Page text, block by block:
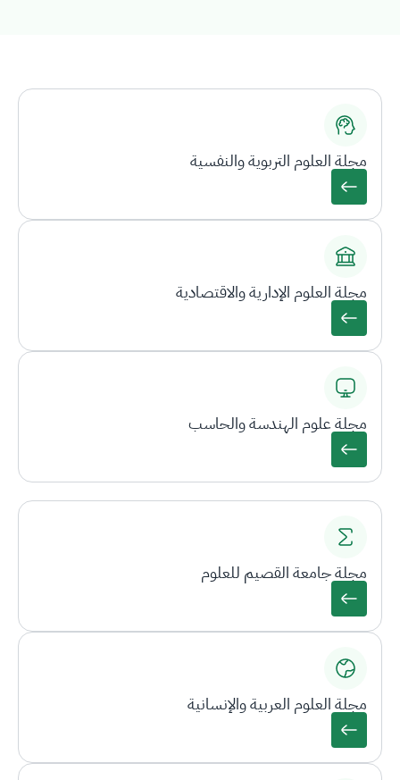
مجلة العلوم التربوية والنفسية
مجلة العلوم الإدارية والاقتصادية
مجلة علوم الهندسة والحاسب
مجلة جامعة القصيم للعلوم
مجلة العلوم العربية والإنسانية